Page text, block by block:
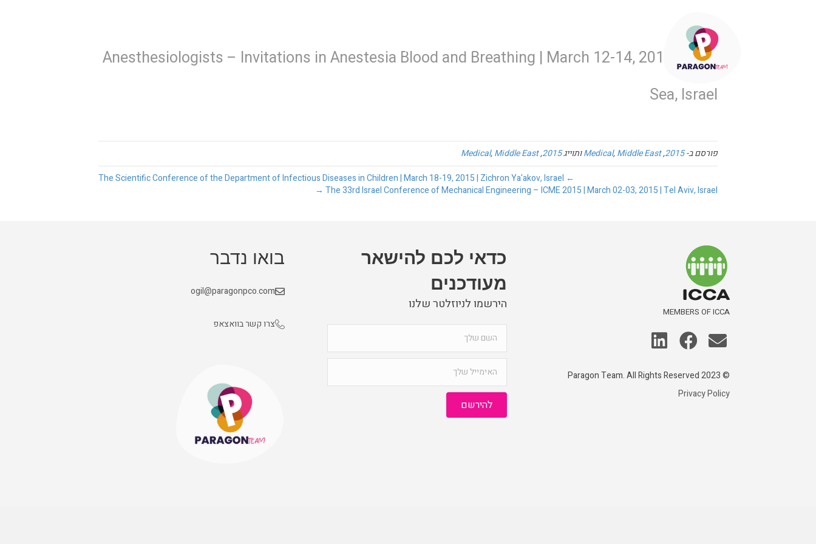
בית פתרונות כנסים עלינו יצירת קשר
Anesthesiologists – Invitations in Anestesia Blood and Breathing | March 12-14, 2015 | Dead
Sea, Israel
פורסם ב-2015
,
Medical,Middle East ותוייג2015
,
Medical,Middle East
← The Scientific Conference of the Department of Infectious Diseases in Children | March 18-19, 2015 | Zichron Ya'akov, Israel
The 33rd Israel Conference of Mechanical Engineering – ICME 2015 | March 02-03, 2015 | Tel Aviv, Israel →
MEMBERS OF ICCA
© 2023 Paragon Team. All Rights Reserved
Privacy Policy
כדאי לכם להישאר
מעודכנים
הירשמו לניוזלטר שלנו
להירשם
בואו נדבר
ogil@paragonpco.com
צרו קשר בוואצאפ